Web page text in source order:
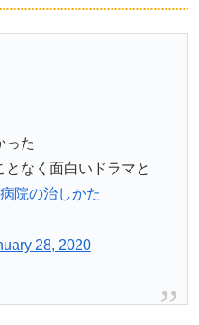
った
なく面白いドラマと
院の治しかた
28, 2020